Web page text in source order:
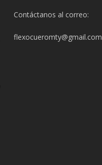
Contáctanos al correo:
flexocueromty@gmail.com